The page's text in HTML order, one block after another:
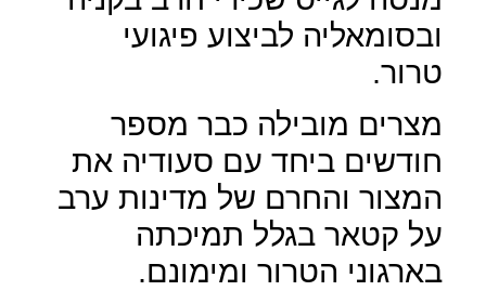
ובסומאליה לביצוע פיגועי
טרור.
מצרים מובילה כבר מספר
חודשים ביחד עם סעודיה את
המצור והחרם של מדינות ערב
על קטאר בגלל תמיכתה
בארגוני הטרור ומימונם.